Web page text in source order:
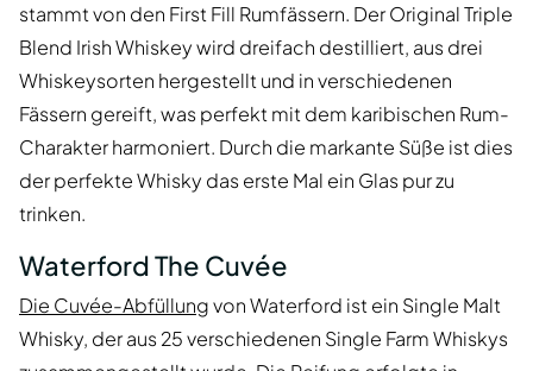
stammt von den First Fill Rumfässern. Der Original Triple
Blend Irish Whiskey wird dreifach destilliert, aus drei
Whiskeysorten hergestellt und in verschiedenen
Fässern gereift, was perfekt mit dem karibischen Rum-
Charakter harmoniert. Durch die markante Süße ist dies
der perfekte Whisky das erste Mal ein Glas pur zu
trinken.
Waterford The Cuvée
Die Cuvée-Abfüllungvon Waterford ist ein Single Malt
Whisky, der aus 25 verschiedenen Single Farm Whiskys